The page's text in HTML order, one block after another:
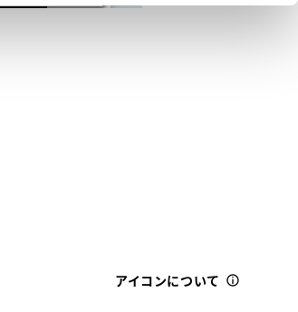
アイコンについて